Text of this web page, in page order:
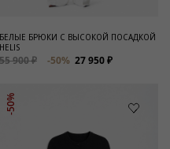
БЕЛЫЕ БРЮКИ С ВЫСОКОЙ ПОСАДКОЙ
HELIS
55 900 ₽ -50% 27 950 ₽
-50%